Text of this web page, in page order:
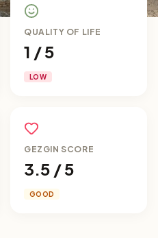
QUALITY OF LIFE
1 / 5
LOW
GEZGIN SCORE
3.5 / 5
GOOD